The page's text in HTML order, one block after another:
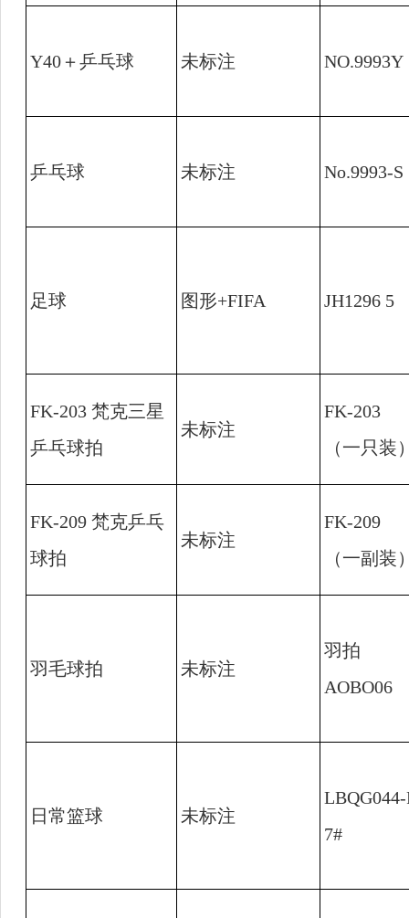
Y40＋乒乓球 未标注 NO.9993Y
乒乓球 未标注 No.9993-S
足球 图形+FIFA JH1296 5
FK-203 梵克三星
乒乓球拍
未标注
FK-203
（一只装
FK-209 梵克乒乓
球拍
未标注
FK-209
（一副装
羽毛球拍 未标注
羽拍
AOBO06
日常篮球 未标注
LBQG044-
7#